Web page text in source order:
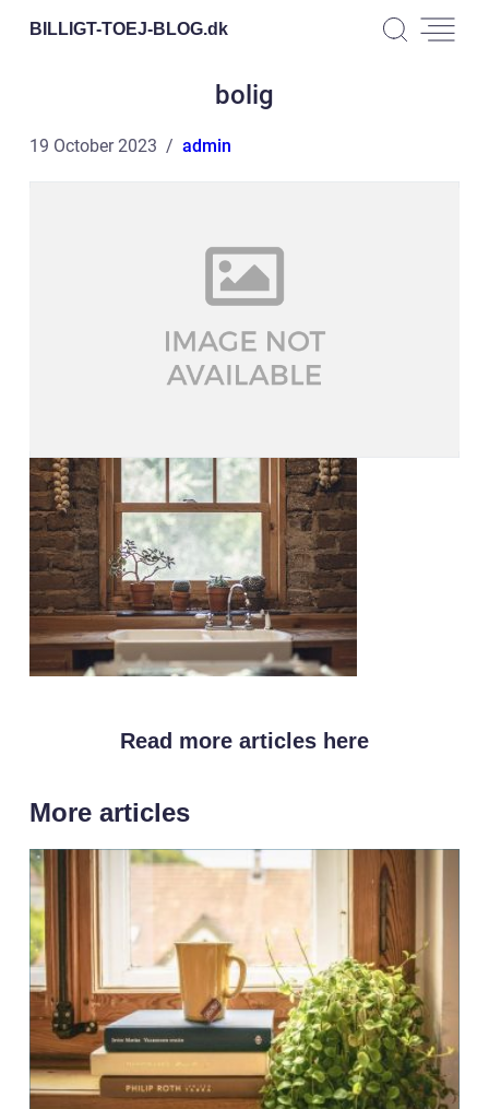
BILLIGT-TOEJ-BLOG.dk
bolig
19 October 2023 admin
Read more articles here
More articles